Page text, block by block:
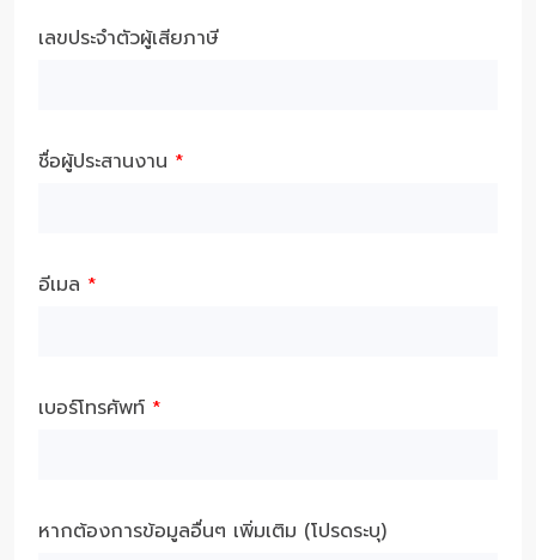
เลขประจำตัวผู้เสียภาษี
ชื่อผู้ประสานงาน *
อีเมล *
เบอร์โทรศัพท์ *
หากต้องการข้อมูลอื่นๆ เพิ่มเติม (โปรดระบุ)